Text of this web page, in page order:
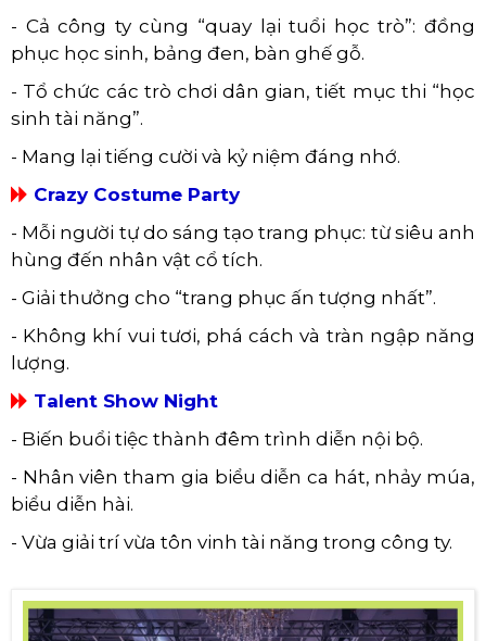
- Cả công ty cùng “quay lại tuổi học trò”: đồng
phục học sinh, bảng đen, bàn ghế gỗ.
- Tổ chức các trò chơi dân gian, tiết mục thi “học
sinh tài năng”.
- Mang lại tiếng cười và kỷ niệm đáng nhớ.
Crazy Costume Party
- Mỗi người tự do sáng tạo trang phục: từ siêu anh
hùng đến nhân vật cổ tích.
- Giải thưởng cho “trang phục ấn tượng nhất”.
- Không khí vui tươi, phá cách và tràn ngập năng
lượng.
Talent Show Night
- Biến buổi tiệc thành đêm trình diễn nội bộ.
- Nhân viên tham gia biểu diễn ca hát, nhảy múa,
biểu diễn hài.
- Vừa giải trí vừa tôn vinh tài năng trong công ty.